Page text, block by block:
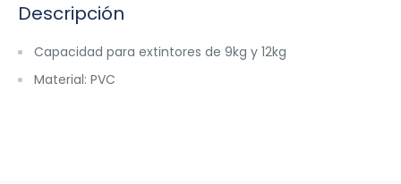
Descripción
Capacidad para extintores de 9kg y 12kg
Material: PVC